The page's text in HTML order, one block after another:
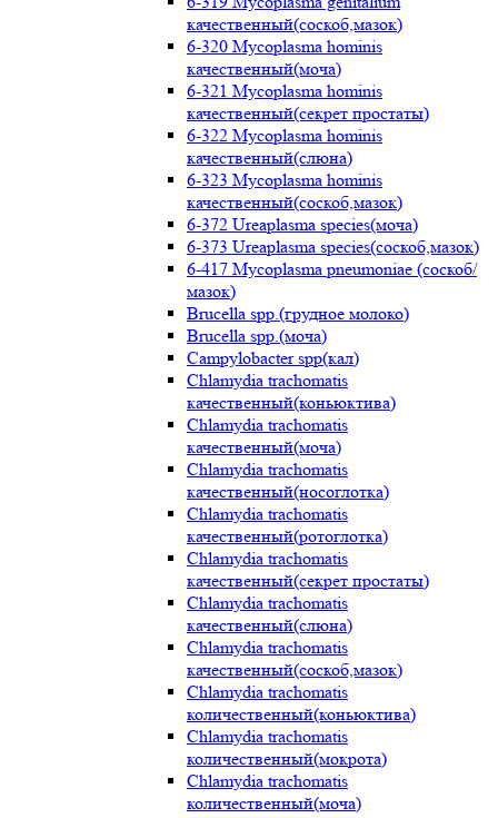
качественный(соскоб,мазок)
6-320 Mycoplasma hominis
качественный(моча)
6-321 Mycoplasma hominis
качественный(секрет простаты)
6-322 Mycoplasma hominis
качественный(слюна)
6-323 Mycoplasma hominis
качественный(соскоб,мазок)
6-372 Ureaplasma species(моча)
6-373 Ureaplasma species(соскоб,мазок)
6-417 Mycoplasma pneumoniae (соскоб/
мазок)
Brucella spp.(грудное молоко)
Brucella spp.(моча)
Campylobacter spp(кал)
Chlamydia trachomatis
качественный(коньюктива)
Chlamydia trachomatis
качественный(моча)
Chlamydia trachomatis
качественный(носоглотка)
Chlamydia trachomatis
качественный(ротоглотка)
Chlamydia trachomatis
качественный(секрет простаты)
Chlamydia trachomatis
качественный(слюна)
Chlamydia trachomatis
качественный(соскоб,мазок)
Chlamydia trachomatis
количественный(коньюктива)
Chlamydia trachomatis
количественный(мокрота)
Chlamydia trachomatis
количественный(моча)